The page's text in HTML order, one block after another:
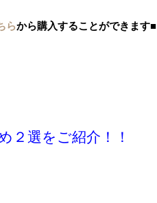
らから購入することができます■
選をご紹介！！